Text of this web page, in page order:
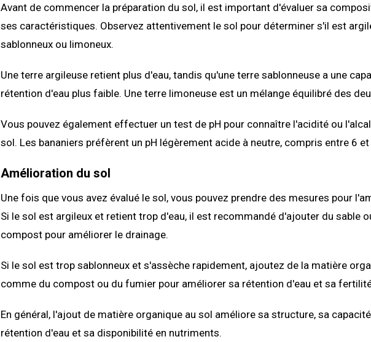
Avant de commencer la préparation du sol, il est important d'évaluer sa
ses caractéristiques. Observez attentivement le sol pour déterminer s'il est
sablonneux ou limoneux.
Une terre argileuse retient plus d'eau, tandis qu'une terre sablonneuse a une
rétention d'eau plus faible. Une terre limoneuse est un mélange équilibré des
Vous pouvez également effectuer un test de pH pour connaître l'acidité ou
sol. Les bananiers préfèrent un pH légèrement acide à neutre, compris entre 6 et
Amélioration du sol
Une fois que vous avez évalué le sol, vous pouvez prendre des mesures pour
Si le sol est argileux et retient trop d'eau, il est recommandé d'ajouter du sable
compost pour améliorer le drainage.
Si le sol est trop sablonneux et s'assèche rapidement, ajoutez de la matière
comme du compost ou du fumier pour améliorer sa rétention d'eau et sa
En général, l'ajout de matière organique au sol améliore sa structure, sa
rétention d'eau et sa disponibilité en nutriments.